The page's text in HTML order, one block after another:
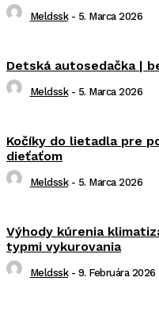
Meldssk - 5. Marca 2026
Detská autosedačka |
Meldssk - 5. Marca 2026
Kočíky do lietadla pre
dieťaťom
Meldssk - 5. Marca 2026
Výhody kúrenia
typmi vykurovania
Meldssk - 9. Februára 2026